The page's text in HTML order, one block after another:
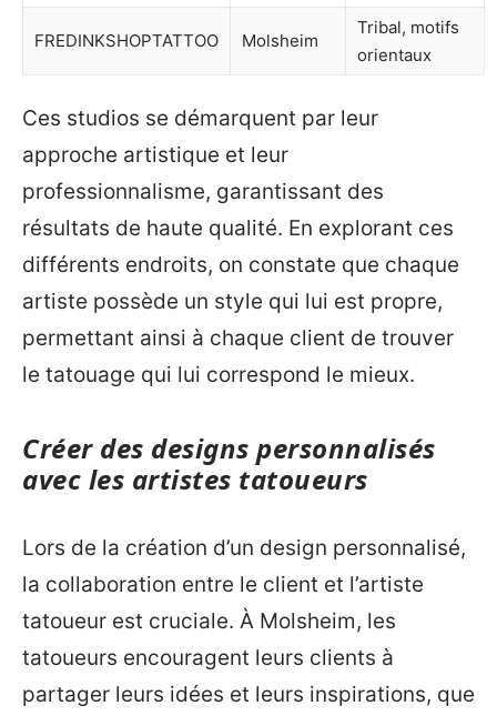
FREDINKSHOPTATTOO Molsheim
Tribal, motifs
orientaux
Ces studios se démarquent par leur
approche artistique et leur
professionnalisme, garantissant des
résultats de haute qualité. En explorant ces
différents endroits, on constate que chaque
artiste possède un style qui lui est propre,
permettant ainsi à chaque client de trouver
le tatouage qui lui correspond le mieux.
Créer des designs personnalisés
avec les artistes tatoueurs
Lors de la création d’un design personnalisé,
la collaboration entre le client et l’artiste
tatoueur est cruciale. À Molsheim, les
tatoueurs encouragent leurs clients à
partager leurs idées et leurs inspirations, que